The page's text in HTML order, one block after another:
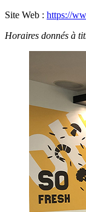
Site Web : https://
Horaires donnés à